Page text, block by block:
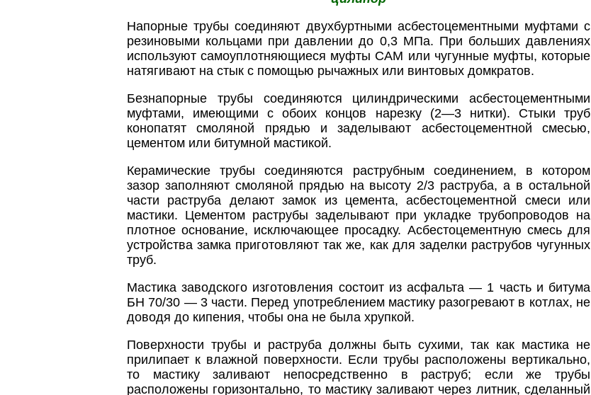
Напорные трубы соединяют двухбуртными асбестоцементными муфтами с
резиновыми кольцами при давлении до 0,3 МПа. При больших давлениях
используют самоуплотняющиеся муфты САМ или чугунные муфты, которые
натягивают на стык с помощью рычажных или винтовых домкратов.
Безнапорные трубы соединяются цилиндрическими асбестоцементными
муфтами, имеющими с обоих концов нарезку (2—3 нитки). Стыки труб
конопатят смоляной прядью и заделывают асбестоцементной смесью,
цементом или битумной мастикой.
Керамические трубы соединяются раструбным соединением, в котором
зазор заполняют смоляной прядью на высоту 2/3 раструба, а в остальной
части раструба делают замок из цемента, асбестоцементной смеси или
мастики. Цементом раструбы заделывают при укладке трубопроводов на
плотное основание, исключающее просадку. Асбестоцементную смесь для
устройства замка приготовляют так же, как для заделки раструбов чугунных
труб.
Мастика заводского изготовления состоит из асфальта — 1 часть и битума
БН 70/30 — 3 части. Перед употреблением мастику разогревают в котлах, не
доводя до кипения, чтобы она не была хрупкой.
Поверхности трубы и раструба должны быть сухими, так как мастика не
прилипает к влажной поверхности. Если трубы расположены вертикально,
то мастику заливают непосредственно в раструб; если же трубы
расположены горизонтально, то мастику заливают через литник, сделанный